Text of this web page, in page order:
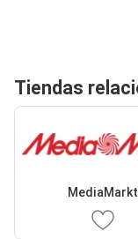
Tiendas
MediaMarkt